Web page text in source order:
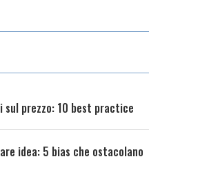
sul prezzo: 10 best practice
idea: 5 bias che ostacolano